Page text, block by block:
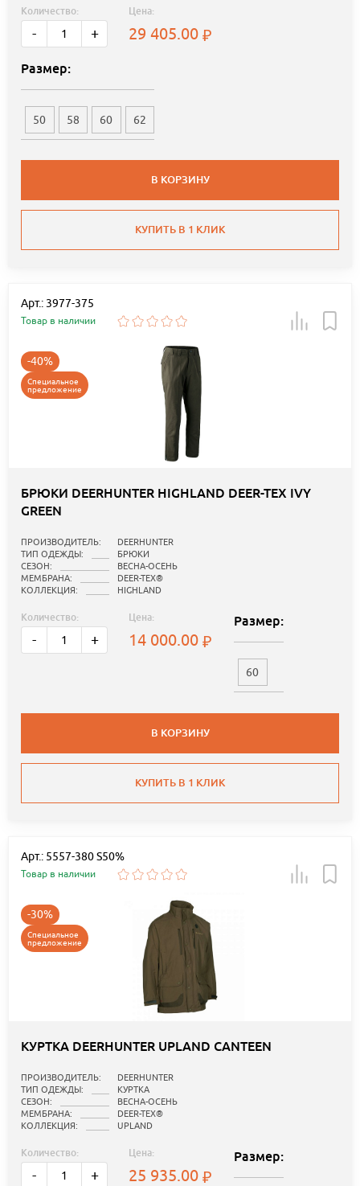
Количество:
- +
Цена:
29 405.00
Размер:
50 58 60 62
В КОРЗИНУ
КУПИТЬ В 1 КЛИК
Арт.: 3977-375
Товар в наличии
-40%
Специальное
предложение
БРЮКИ DEERHUNTER HIGHLAND DEER-TEX IVY
GREEN
ПРОИЗВОДИТЕЛЬ:
DEERHUNTER
ТИП ОДЕЖДЫ:
БРЮКИ
СЕЗОН:
ВЕСНА-ОСЕНЬ
МЕМБРАНА:
DEER-TEX®
КОЛЛЕКЦИЯ:
HIGHLAND
Количество:
- +
Цена:
14 000.00
Размер:
60
В КОРЗИНУ
КУПИТЬ В 1 КЛИК
Арт.: 5557-380 S50%
Товар в наличии
-30%
Специальное
предложение
КУРТКА DEERHUNTER UPLAND CANTEEN
ПРОИЗВОДИТЕЛЬ:
DEERHUNTER
ТИП ОДЕЖДЫ:
КУРТКА
СЕЗОН:
ВЕСНА-ОСЕНЬ
МЕМБРАНА:
DEER-TEX®
КОЛЛЕКЦИЯ:
UPLAND
Количество:
- +
Цена:
25 935.00
Размер: